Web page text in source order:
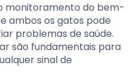
monitoramento do bem-
ambos os gatos pode
problemas de saúde.
são fundamentais para
sinal de